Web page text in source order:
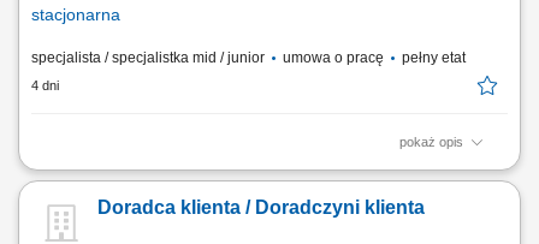
stacjonarna
specjalista / specjalistka mid / junior umowa o pracę pełny etat
4 dni
pokaż opis
Pomoc klientom w wyborze produktów oraz zapewnienie profesjonalnej
Przygotowywanie zamówień i monitorowanie ich realizacji. Dbanie o
prawidłową prezentację produktów oraz dostępność asortymentu.
Doradca klienta / Doradczyni klienta